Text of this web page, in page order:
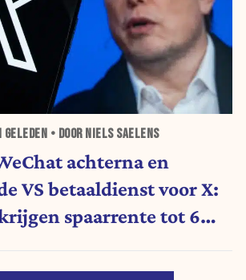
GELEDEN • DOOR NIELS SAELENS
achterna en
VS betaaldienst voor X:
spaarrente tot 6